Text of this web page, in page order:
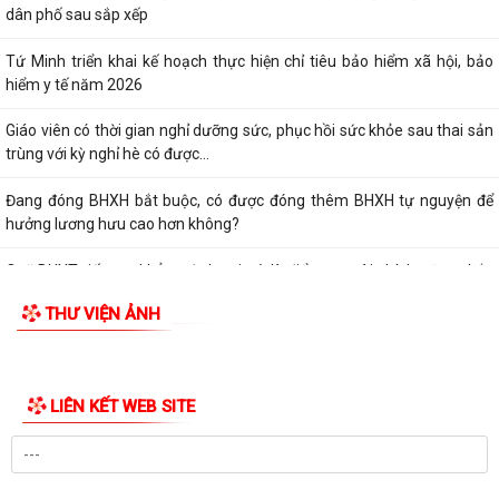
Quy định xử phạt vi phạm hành chính lĩnh vực đất đai
Phường Tứ Minh thống nhất địa điểm sinh hoạt cộng đồng của 10 Tổ
dân phố sau sắp xếp
Tứ Minh triển khai kế hoạch thực hiện chỉ tiêu bảo hiểm xã hội, bảo
hiểm y tế năm 2026
Giáo viên có thời gian nghỉ dưỡng sức, phục hồi sức khỏe sau thai sản
Quỹ BHYT tiếp tục khẳng định vai trò là điểm tựa tài chính vững chắc
Ngành điện triển khai: Cài đặt App EVN CSKH trên điện thoại cho khách